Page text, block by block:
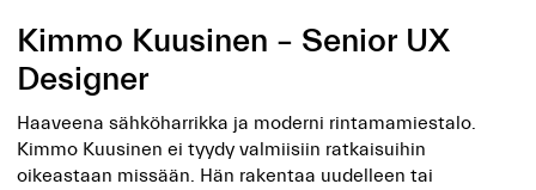
Kimmo Kuusinen – Senior UX
Designer
Haaveena sähköharrikka ja moderni rintamamiestalo.
Kimmo Kuusinen ei tyydy valmiisiin ratkaisuihin
oikeastaan missään. Hän rakentaa uudelleen tai